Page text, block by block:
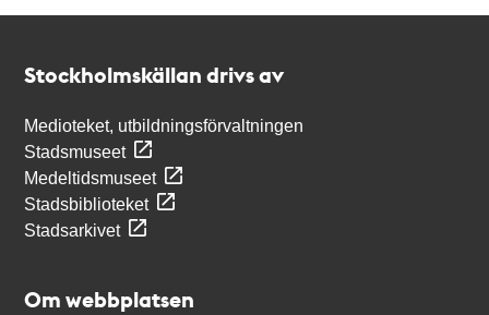
Stockholmskällan drivs av
Medioteket, utbildningsförvaltningen
Stadsmuseet
Medeltidsmuseet
Stadsbiblioteket
Stadsarkivet
Om webbplatsen